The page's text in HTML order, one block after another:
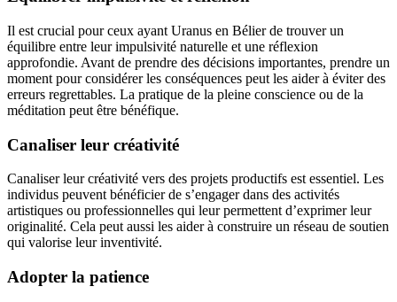
Il est crucial pour ceux ayant Uranus en Bélier de trouver un
équilibre entre leur impulsivité naturelle et une réflexion
approfondie. Avant de prendre des décisions importantes, prendre un
moment pour considérer les conséquences peut les aider à éviter des
erreurs regrettables. La pratique de la pleine conscience ou de la
méditation peut être bénéfique.
Canaliser leur créativité
Canaliser leur créativité vers des projets productifs est essentiel. Les
individus peuvent bénéficier de s’engager dans des activités
artistiques ou professionnelles qui leur permettent d’exprimer leur
originalité. Cela peut aussi les aider à construire un réseau de soutien
qui valorise leur inventivité.
Adopter la patience